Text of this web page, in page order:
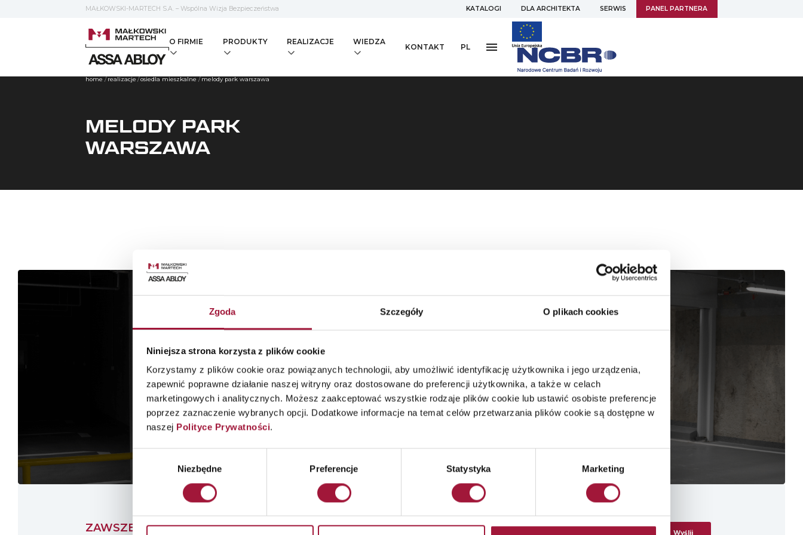
Zgoda Szczegóły O plikach cookies
Niniejsza strona korzysta z plików cookie
Korzystamy z plików cookie oraz powiązanych technologii, aby umożliwić identyfikację użytkownika i jego urządzenia,
zapewnić poprawne działanie naszej witryny oraz dostosowane do preferencji użytkownika, a także w celach
marketingowych i analitycznych. Możesz zaakceptować wszystkie rodzaje plików cookie lub ustawić osobiste preferencje
poprzez zaznaczenie wybranych opcji. Dodatkowe informacje na temat celów przetwarzania plików cookie są dostępne w
naszej Polityce Prywatności.
Wybór
Niezbędne Preferencje Statystyka Marketing
MAŁKOWSKI-MARTECH S.A. – Wspólna Wizja Bezpieczeństwa KATALOGI DLA ARCHITEKTA SERWIS PANEL PARTNERA
O FIRMIE PRODUKTY REALIZACJE WIEDZA
KONTAKT PL
home / realizacje / osiedla mieszkalne / melody park warszawa
MELODY PARK
WARSZAWA
Potrzebujesz pomocy?
Skorzystaj z porady
naszego doradcy!
Nasi specjaliści pomogą Ci dobrać najlepsze rozwiązanie dla twojej
inwestycji
Zadzwoń: +48 511 414 414
ZAWSZE BĄDŹ NA BIEŻĄCO Wyślij